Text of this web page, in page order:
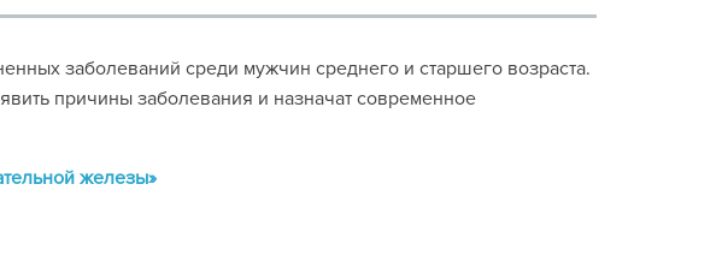
заболеваний среди мужчин среднего и старшего возраста.
причины заболевания и назначат современное
железы»